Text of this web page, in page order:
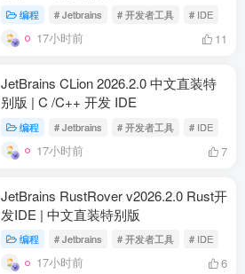
编程 # Jetbrains # 开发者工具 # IDE
17小时前 11
JetBrains CLion 2026.2.0 中文直装特
别版 | C /C++ 开发 IDE
编程 # Jetbrains # 开发者工具 # IDE
17小时前 7
JetBrains RustRover v2026.2.0 Rust开
发IDE | 中文直装特别版
编程 # Jetbrains # 开发者工具 # IDE
17小时前 6